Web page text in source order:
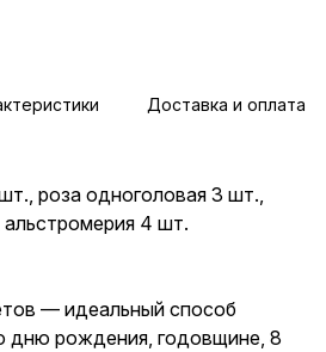
Доставка и оплата
роза одноголовая 3 шт.,
4 шт.
— идеальный способ
дню рождения, годовщине, 8